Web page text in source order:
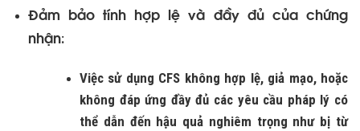
Đảm bảo tính hợp lệ và đầy đủ của chứng
nhận:
Việc sử dụng CFS không hợp lệ, giả mạo, hoặc
không đáp ứng đầy đủ các yêu cầu pháp lý có
thể dẫn đến hậu quả nghiêm trọng như bị từ